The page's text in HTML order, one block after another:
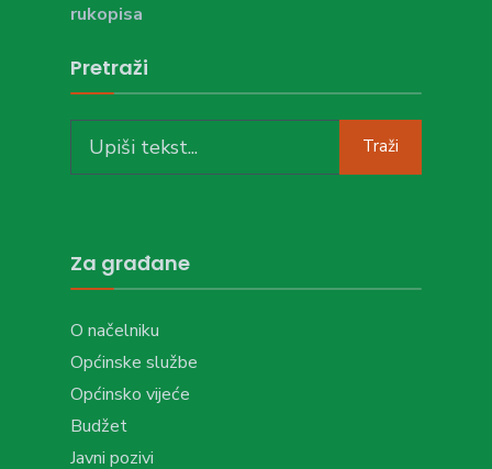
rukopisa
Pretraži
for:
Traži
Za građane
O načelniku
Općinske službe
Općinsko vijeće
Budžet
Javni pozivi